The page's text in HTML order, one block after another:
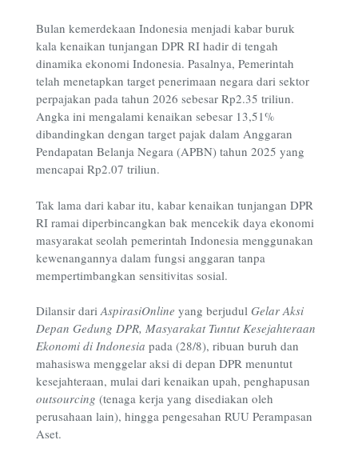
Bulan kemerdekaan Indonesia menjadi kabar buruk
kala kenaikan tunjangan DPR RI hadir di tengah
dinamika ekonomi Indonesia. Pasalnya, Pemerintah
telah menetapkan target penerimaan negara dari sektor
perpajakan pada tahun 2026 sebesar Rp2.35 triliun.
Angka ini mengalami kenaikan sebesar 13,51%
dibandingkan dengan target pajak dalam Anggaran
Pendapatan Belanja Negara (APBN) tahun 2025 yang
mencapai Rp2.07 triliun.
Tak lama dari kabar itu, kabar kenaikan tunjangan DPR
RI ramai diperbincangkan bak mencekik daya ekonomi
masyarakat seolah pemerintah Indonesia menggunakan
kewenangannya dalam fungsi anggaran tanpa
mempertimbangkan sensitivitas sosial.
Dilansir dariAspirasiOnline yang berjudul Gelar Aksi
Depan Gedung DPR, Masyarakat Tuntut Kesejahteraan
Ekonomi di Indonesia pada (28/8), ribuan buruh dan
mahasiswa menggelar aksi di depan DPR menuntut
kesejahteraan, mulai dari kenaikan upah, penghapusan
outsourcing (tenaga kerja yang disediakan oleh
perusahaan lain), hingga pengesahan RUU Perampasan
Aset.